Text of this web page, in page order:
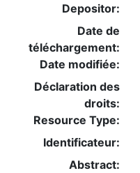
Depositor:
Date de
téléchargement:
Date modifiée:
Déclaration des
droits:
Resource Type:
Identificateur:
Abstract: